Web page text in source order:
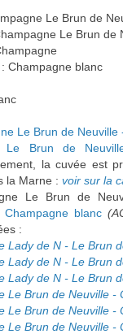
Le Brun de
Le Brun de
: Champagne blanc
Le Brun de Neuville
Le Brun de
la cuvée est
la Marne : voir sur la
Le Brun de
Champagne blanc
:
Lady de N - Le Brun
Lady de N - Le Brun
Lady de N - Le Brun
Le Brun de Neuville -
Le Brun de Neuville -
Le Brun de Neuville -